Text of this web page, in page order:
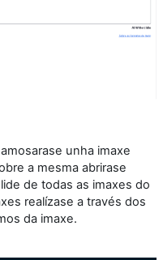
unha imaxe
a mesma abrirase
de todas as imaxes do
realízase a través dos
da imaxe.